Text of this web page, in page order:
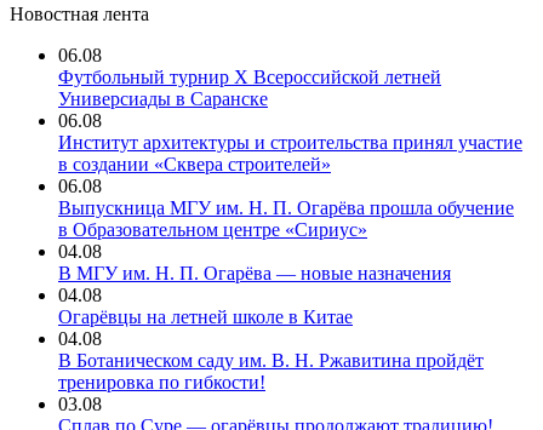
Новостная лента
06.08
Футбольный турнир X Всероссийской летней
Универсиады в Саранске
06.08
Институт архитектуры и строительства принял участие
в создании «Сквера строителей»
06.08
Выпускница МГУ им. Н. П. Огарёва прошла обучение
в Образовательном центре «Сириус»
04.08
В МГУ им. Н. П. Огарёва — новые назначения
04.08
Огарёвцы на летней школе в Китае
04.08
В Ботаническом саду им. В. Н. Ржавитина пройдёт
тренировка по гибкости!
03.08
Сплав по Суре — огарёвцы продолжают традицию!